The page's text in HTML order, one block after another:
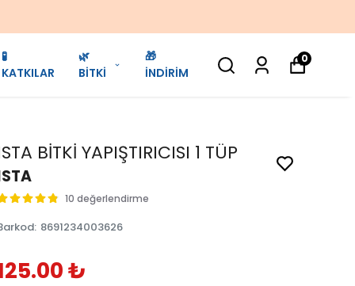
🧪
KATKILAR
🌿
BİTKİ
🎁
İNDİRİM
0
BİTKİ YAPIŞTIRICISI 1 TÜP
10 değerlendirme
: 8691234003626
₺